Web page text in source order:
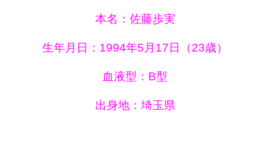
本名：佐藤歩実
生年月日：1994年5月17日（23歳）
血液型：B型
出身地：埼玉県